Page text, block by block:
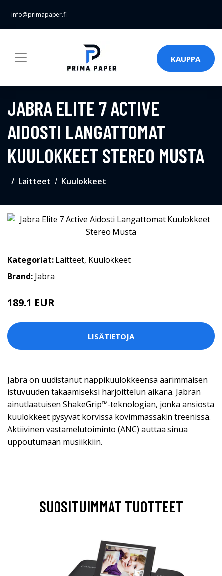
info@primapaper.fi
KAUPPA
JABRA ELITE 7 ACTIVE
AIDOSTI LANGATTOMAT
KUULOKKEET STEREO MUSTA
Laitteet Kuulokkeet
Kategoriat: Laitteet, Kuulokkeet
Brand: Jabra
189.1 EUR
LISÄTIETOJA
Jabra on uudistanut nappikuulokkeensa äärimmäisen
istuvuuden takaamiseksi harjoittelun aikana. Jabran
ainutlaatuisen ShakeGrip™-teknologian, jonka ansiosta
kuulokkeet pysyvät korvissa kovimmassakin treenissä.
Aktiivinen vastamelutoiminto (ANC) auttaa sinua
uppoutumaan musiikkiin.
SUOSITUIMMAT TUOTTEET